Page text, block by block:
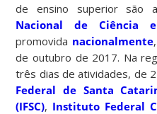
de ensino superior são
Nacional de Ciência e
promovida nacionalmente
de outubro de 2017. Na
três dias de atividades, de
Federal de Santa
(IFSC), Instituto Federal